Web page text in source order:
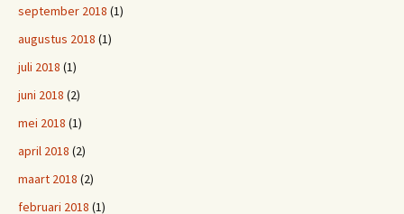
september 2018 (1)
augustus 2018 (1)
juli 2018 (1)
juni 2018 (2)
mei 2018 (1)
april 2018 (2)
maart 2018 (2)
februari 2018 (1)